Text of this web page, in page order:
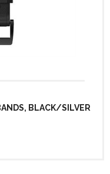
BLACK/SILVER